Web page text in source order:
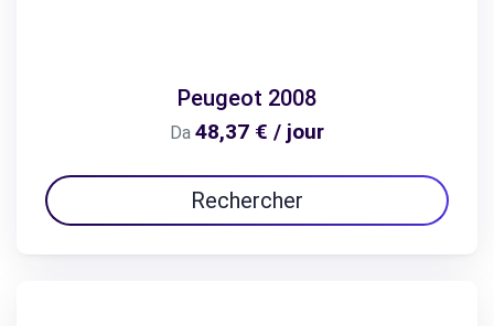
Peugeot 2008
Da 48,37 € / jour
Rechercher